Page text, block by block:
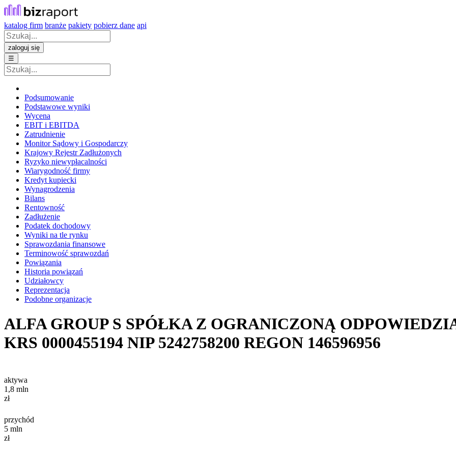
katalog firm branże pakiety pobierz dane api
zaloguj się
☰
Podsumowanie
Podstawowe wyniki
Wycena
EBIT i EBITDA
Zatrudnienie
Monitor Sądowy i Gospodarczy
Krajowy Rejestr Zadłużonych
Ryzyko niewypłacalności
Wiarygodność firmy
Kredyt kupiecki
Wynagrodzenia
Bilans
Rentowność
Zadłużenie
Podatek dochodowy
Wyniki na tle rynku
Sprawozdania finansowe
Terminowość sprawozdań
Powiązania
Historia powiązań
Udziałowcy
Reprezentacja
Podobne organizacje
ALFA GROUP S SPÓŁKA Z OGRANICZONĄ
KRS 0000455194 NIP 5242758200 REGON 146596956
aktywa
1,8 mln
zł
przychód
5 mln
zł